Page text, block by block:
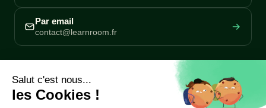
Par email
contact@learnroom.fr
Rejoindre la communauté